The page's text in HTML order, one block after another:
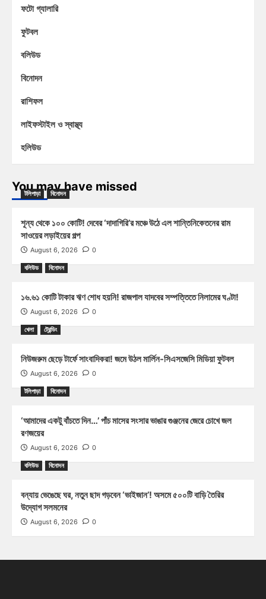
ফটো গ্যালারি
ফুটবল
বলিউড
বিনোদন
রাশিফল
লাইফস্টাইল ও স্বাস্থ্য
হলিউড
You may have missed
টলিপাড়া বিনোদন
শূন্য থেকে ১০০ কোটি! দেবের ‘দাদাগিরি’র মঞ্চে উঠে এল শান্তিনিকেতনের রাম
সাওয়ের লড়াইয়ের গল্প
August 6, 2026 0
বলিউড বিনোদন
১৬.৬১ কোটি টাকার ঋণ শোধ হয়নি! রাজপাল যাদবের সম্পত্তিতে নিলামের ঘণ্টা!
August 6, 2026 0
খেলা ট্রেন্ডিং
নিউজরুম ছেড়ে টার্ফে সাংবাদিকরা! জমে উঠল মার্লিন-সিএসজেসি মিডিয়া ফুটবল
August 6, 2026 0
টলিপাড়া বিনোদন
‘আমাদের একটু বাঁচতে দিন…’ পাঁচ মাসের সংসার ভাঙার গুঞ্জনের জেরে চোখে জল
রণজয়ের
August 6, 2026 0
বলিউড বিনোদন
বন্যায় ভেঙেছে ঘর, নতুন ছাদ গড়বেন ‘ভাইজান’! অসমে ৫০০টি বাড়ি তৈরির
উদ্যোগ সলমনের
August 6, 2026 0